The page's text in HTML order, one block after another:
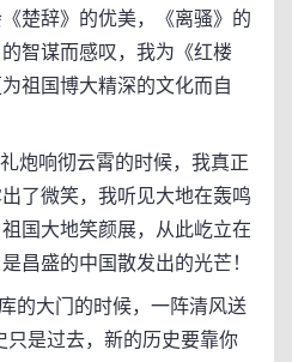
楚辞》的优美，《离骚》的
智谋而感叹，我为《红楼
祖国博大精深的文化而自
响彻云霄的时候，我真正
了微笑，我听见大地在轰鸣
国大地笑颜展，从此屹立在
昌盛的中国散发出的光芒！
大门的时候，一阵清风送
只是过去，新的历史要靠你